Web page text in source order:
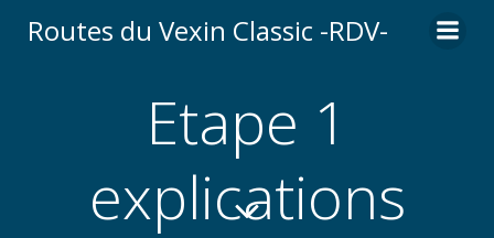
au
Routes du Vexin Classic -RDV-
Etape 1
explications